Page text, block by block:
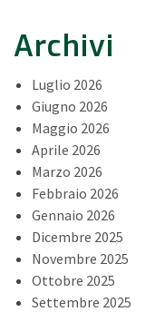
Archivi
Luglio 2026
Giugno 2026
Maggio 2026
Aprile 2026
Marzo 2026
Febbraio 2026
Gennaio 2026
Dicembre 2025
Novembre 2025
Ottobre 2025
Settembre 2025